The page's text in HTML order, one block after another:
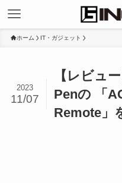
ホーム IT・ガジェット
【レビュ
Penの 「
Remote」
2023
11/07